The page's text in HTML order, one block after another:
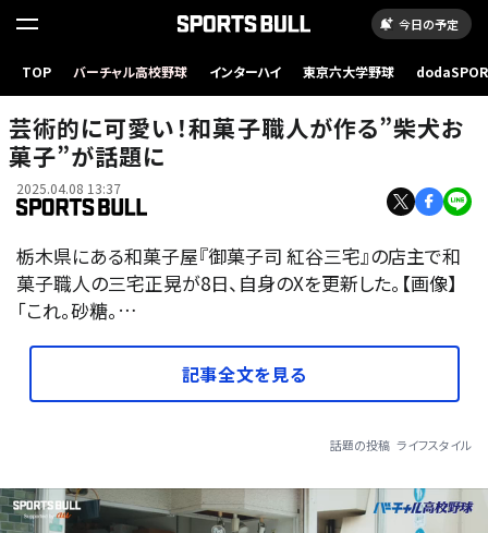
今日の予定
TOP バーチャル高校野球 インターハイ 東京六大学野球
芸術的に可愛い！和菓子職人が作る”柴犬お
菓子”が話題に
2025.04.08 13:37
栃木県にある和菓子屋『御菓子司 紅谷三宅』の店主で和
菓子職人の三宅正晃が8日、自身のXを更新した。【画像】
「これ。砂糖。…
記事全文を見る
話題の投稿 ライフスタイル